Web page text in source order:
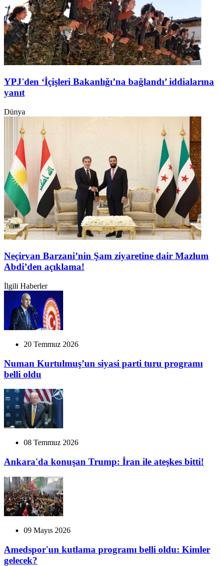
YPJ'den ‘İçişleri Bakanlığı’na bağlandı’ iddialarına
yanıt
Dünya
Neçirvan Barzani’nin Şam ziyaretine dair Mazlum
Abdi’den açıklama!
İlgili Haberler
20 Temmuz 2026
Numan Kurtulmuş’un siyasi parti turu programı
belli oldu
08 Temmuz 2026
Ankara'da konuşan Trump: İran ile ateşkes bitti!
09 Mayıs 2026
Amedspor'un kutlama programı belli oldu: Kimler
gelecek?